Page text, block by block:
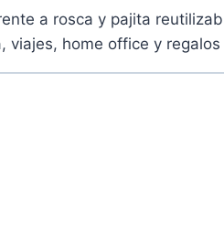
a rosca y pajita
home office y